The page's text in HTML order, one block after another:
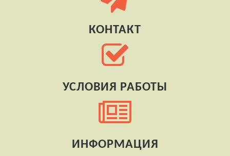
КОНТАКТ
УСЛОВИЯ РАБОТЫ
ИНФОРМАЦИЯ